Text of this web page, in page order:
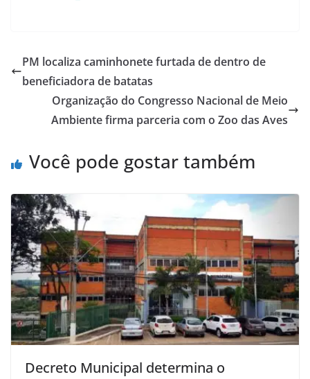
PM localiza caminhonete furtada de dentro de
beneficiadora de batatas
Organização do Congresso Nacional de Meio
Ambiente firma parceria com o Zoo das Aves
Você pode gostar também
Decreto Municipal determina o